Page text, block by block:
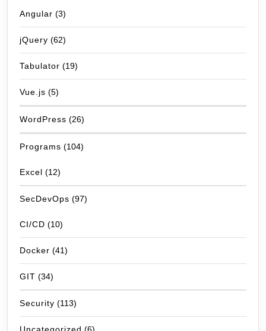
Angular (3)
jQuery (62)
Tabulator (19)
Vue.js (5)
WordPress (26)
Programs (104)
Excel (12)
SecDevOps (97)
CI/CD (10)
Docker (41)
GIT (34)
Security (113)